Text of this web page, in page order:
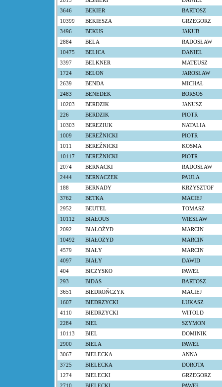
3646
BEKIER
BARTOSZ
10399
BEKIESZA
GRZEGORZ
3496
BEKUS
JAKUB
2884
BELA
RADOSŁAW
10475
BELICA
DANIEL
3397
BELKNER
MATEUSZ
1724
BELON
JAROSŁAW
2639
BENDA
MICHAŁ
2483
BENEDEK
BORSOS
10203
BERDZIK
JANUSZ
226
BERDZIK
PIOTR
10303
BEREZIUK
NATALIA
1009
BEREŹNICKI
PIOTR
1011
BEREŹNICKI
KOSMA
10117
BEREŹNICKI
PIOTR
2074
BERNACKI
RADOSŁAW
2444
BERNACZEK
PAULA
188
BERNADY
KRZYSZTOF
3762
BETKA
MACIEJ
2952
BEUTEL
TOMASZ
10112
BIAŁOUS
WIESŁAW
2092
BIAŁOŻYD
MARCIN
10492
BIAŁOŻYD
MARCIN
4579
BIAŁY
MARCIN
4097
BIAŁY
DAWID
404
BICZYSKO
PAWEŁ
293
BIDAS
BARTOSZ
3651
BIEDROŃCZYK
MACIEJ
1607
BIEDRZYCKI
ŁUKASZ
4110
BIEDRZYCKI
WITOLD
2284
BIEL
SZYMON
10113
BIEL
DOMINIK
2900
BIELA
PAWEŁ
3067
BIELECKA
ANNA
3725
BIELECKA
DOROTA
1274
BIELECKI
GRZEGORZ
2710
BIELECKI
PAWEŁ